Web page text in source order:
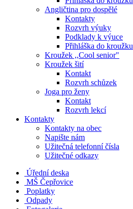
Angličtina pro dospělé
Kontakty
Rozvrh výuky
Podklady k výuce
Přihláška do kroužku
Kroužek ,,Cool senior"
Kroužek šití
Kontakt
Rozvrh schůzek
Joga pro ženy
Kontakt
Rozvrh lekcí
Kontakty
Kontakty na obec
Napište nám
Užitečná telefonní čísla
Užitečné odkazy
Úřední deska
MŠ Čepřovice
Poplatky
Odpady